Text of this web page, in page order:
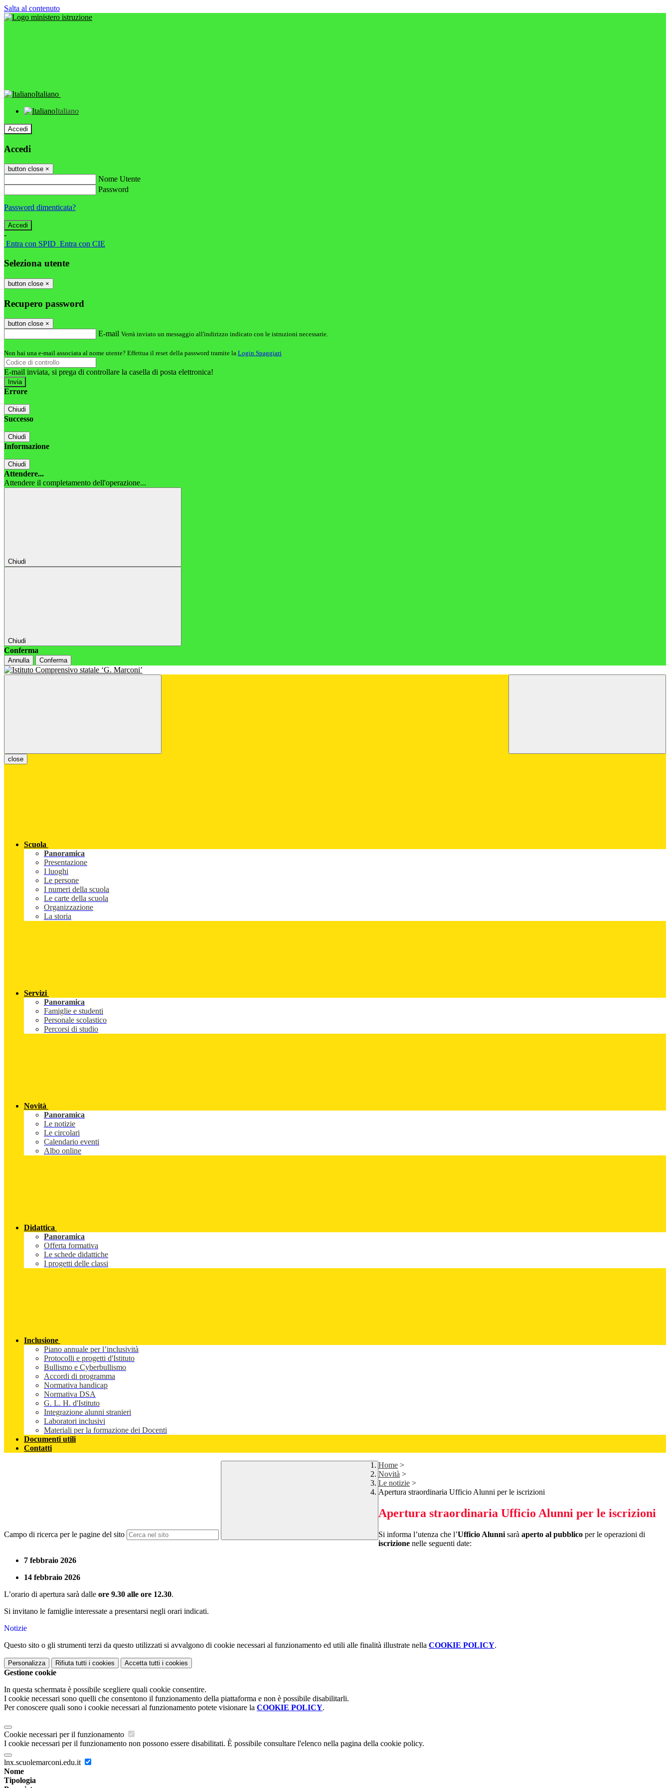
Salta al contenuto
Italiano
Italiano
Accedi
Accedi
button close ×
Nome Utente
Password
Password dimenticata?
-
Entra con SPID Entra con CIE
Seleziona utente
button close ×
Recupero password
button close ×
E-mail Verrà inviato un messaggio all'indirizzo indicato con le istruzioni necessarie.
Non hai una e-mail associata al nome utente? Effettua il reset della password tramite la Login Spaggiari
E-mail inviata, si prega di controllare la casella di posta elettronica!
Errore
Chiudi
Successo
Chiudi
Informazione
Chiudi
Attendere...
Attendere il completamento dell'operazione...
Chiudi
Chiudi
Conferma
Annulla Conferma
close
Scuola
Panoramica
Presentazione
I luoghi
Le persone
I numeri della scuola
Le carte della scuola
Organizzazione
La storia
Servizi
Panoramica
Famiglie e studenti
Personale scolastico
Percorsi di studio
Novità
Panoramica
Le notizie
Le circolari
Calendario eventi
Albo online
Didattica
Panoramica
Offerta formativa
Le schede didattiche
I progetti delle classi
Inclusione
Piano annuale per l’inclusività
Protocolli e progetti d'Istituto
Bullismo e Cyberbullismo
Accordi di programma
Normativa handicap
Normativa DSA
G. L. H. d'Istituto
Integrazione alunni stranieri
Laboratori inclusivi
Materiali per la formazione dei Docenti
Documenti utili
Contatti
Campo di ricerca per le pagine del sito
Home >
Novità >
Le notizie >
Apertura straordinaria Ufficio Alunni per le iscrizioni
Apertura straordinaria Ufficio Alunni per le iscrizioni
Si informa l’utenza che l’Ufficio Alunni sarà aperto al pubblico per le operazioni di
iscrizione nelle seguenti date:
7 febbraio 2026
14 febbraio 2026
L’orario di apertura sarà dalle ore 9.30 alle ore 12.30.
Si invitano le famiglie interessate a presentarsi negli orari indicati.
Notizie
Questo sito o gli strumenti terzi da questo utilizzati si avvalgono di cookie necessari al funzionamento ed utili alle finalità illustrate nella COOKIE POLICY.
Personalizza Rifiuta tutti i cookies Accetta tutti i cookies
Gestione cookie
In questa schermata è possibile scegliere quali cookie consentire.
I cookie necessari sono quelli che consentono il funzionamento della piattaforma e non è possibile disabilitarli.
Per conoscere quali sono i cookie necessari al funzionamento potete visionare la COOKIE POLICY.
Cookie necessari per il funzionamento
I cookie necessari per il funzionamento non possono essere disabilitati. È possibile consultare l'elenco nella pagina della cookie policy.
lnx.scuolemarconi.edu.it
Nome
Tipologia